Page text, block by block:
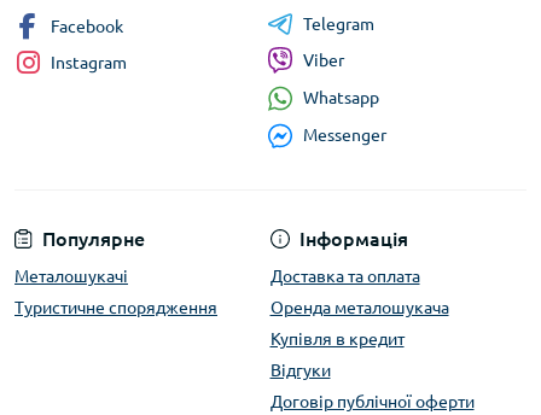
металошукачів для новачків та професіоналів:
Популярне
Металошукачі
Туристичне спорядження
Інформація
Доставка та оплата
Оренда металошукача
Купівля в кредит
Відгуки
Договір публічної оферти
Facebook
Instagram
Telegram
Viber
Whatsapp
Messenger